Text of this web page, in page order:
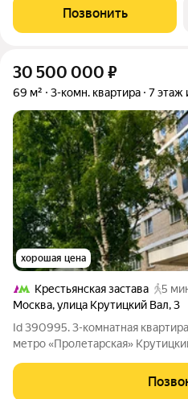
потолков 3.15 м. Современный
Дербеневской набережной,
Позвонить
30 500 000 ₽
69 м² 3-комн. квартира 7 этаж
хорошая цена
Крестьянская застава
5
Москва,улица Крутицкий Вал,3
Id 390995. 3-комнатная
метро «Пролетарская» Крутицкий Вал, 3 Продается
ул. Крутицкий Вал, д. 3,
69 м 7 этаж из 12 Кирпичный